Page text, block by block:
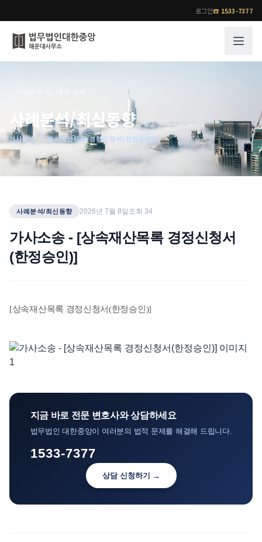
로그인☎ 1533-7377
오시는 길
통합검색
기업 인사이트
사례분석/최신동향
법률지식인
업무분야
전체
각 전문 변호사
소식/자료
법률 블로그
뉴스레터/브로슈어
사례분석/최신동향
가사소송 - [상속재산목록 경정신청서(한정승인)]
사례분석/최신동향 2026년 7월 8일 조회 34
가사소송 - [상속재산목록 경정신청서
(한정승인)]
[상속재산목록 경정신청서(한정승인)]
지금 바로 전문 변호사와 상담하세요
법무법인 대한중앙이 여러분의 법적 문제를 해결해 드립니다.
1533-7377
상담 신청하기 →